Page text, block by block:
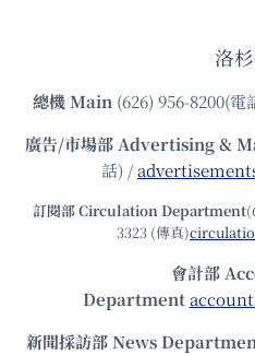
洛
總機Main (626) 956-8200(電
廣告/市場部Advertising &
話) /
訂閱部 Circulation Department
3323 (傳真)
會計部
Department
新聞採訪部 News